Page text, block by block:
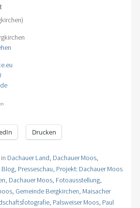
Drucken
Dachauer Land, Dachauer Moos,
Blog, Presseschau, Projekt: Dachauer Moos
, Dachauer Moos, Fotoausstellung,
, Gemeinde Bergkirchen, Maisacher
, Palsweiser Moos, Paul